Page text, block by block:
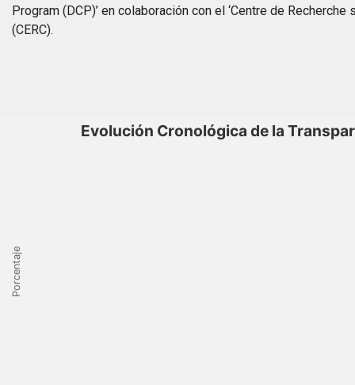
Program (DCP)’ en colaboración con el ‘Centre de Recherche
(CERC).
Porcentaje
Evolución Cronológica de la